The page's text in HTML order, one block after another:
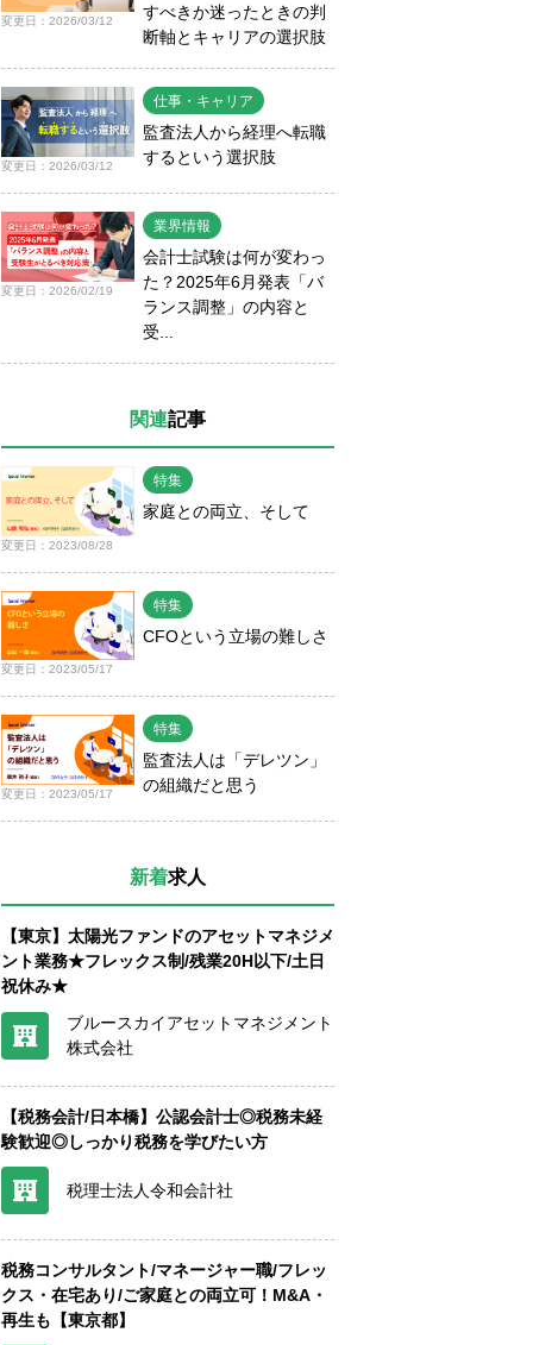
変更日：2026/03/12
すべきか迷ったときの判
断軸とキャリアの選択肢
変更日：2026/03/12
仕事・キャリア
監査法人から経理へ転職
するという選択肢
変更日：2026/02/19
業界情報
会計士試験は何が変わっ
た？2025年6月発表「バ
ランス調整」の内容と
受...
関連記事
変更日：2023/08/28
特集
家庭との両立、そして
変更日：2023/05/17
特集
CFOという立場の難しさ
変更日：2023/05/17
特集
監査法人は「デレツン」
の組織だと思う
新着求人
【東京】太陽光ファンドのアセットマネジメ
ント業務★フレックス制/残業20H以下/土日
祝休み★
ブルースカイアセットマネジメント
株式会社
【税務会計/日本橋】公認会計士◎税務未経
験歓迎◎しっかり税務を学びたい方
税理士法人令和会計社
税務コンサルタント/マネージャー職/フレッ
クス・在宅あり/ご家庭との両立可！M&A・
再生も【東京都】